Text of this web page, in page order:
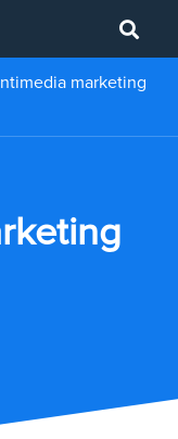
marketing